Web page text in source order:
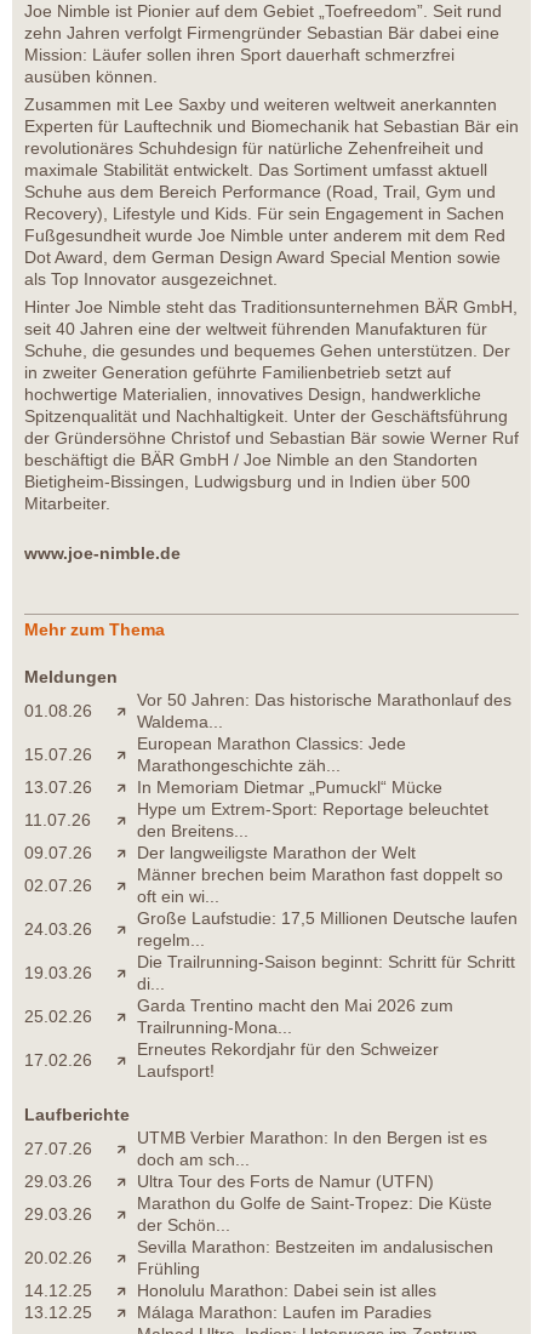
Joe Nimble ist Pionier auf dem Gebiet „Toefreedom”. Seit rund
zehn Jahren verfolgt Firmengründer Sebastian Bär dabei eine
Mission: Läufer sollen ihren Sport dauerhaft schmerzfrei
ausüben können.
Zusammen mit Lee Saxby und weiteren weltweit anerkannten
Experten für Lauftechnik und Biomechanik hat Sebastian Bär ein
revolutionäres Schuhdesign für natürliche Zehenfreiheit und
maximale Stabilität entwickelt. Das Sortiment umfasst aktuell
Schuhe aus dem Bereich Performance (Road, Trail, Gym und
Recovery), Lifestyle und Kids. Für sein Engagement in Sachen
Fußgesundheit wurde Joe Nimble unter anderem mit dem Red
Dot Award, dem German Design Award Special Mention sowie
als Top Innovator ausgezeichnet.
Hinter Joe Nimble steht das Traditionsunternehmen BÄR GmbH,
seit 40 Jahren eine der weltweit führenden Manufakturen für
Schuhe, die gesundes und bequemes Gehen unterstützen. Der
in zweiter Generation geführte Familienbetrieb setzt auf
hochwertige Materialien, innovatives Design, handwerkliche
Spitzenqualität und Nachhaltigkeit. Unter der Geschäftsführung
der Gründersöhne Christof und Sebastian Bär sowie Werner Ruf
beschäftigt die BÄR GmbH / Joe Nimble an den Standorten
Bietigheim-Bissingen, Ludwigsburg und in Indien über 500
Mitarbeiter.
www.joe-nimble.de
Mehr zum Thema
Meldungen
01.08.26
Vor 50 Jahren: Das historische Marathonlauf des
Waldema...
15.07.26
European Marathon Classics: Jede
Marathongeschichte zäh...
13.07.26
In Memoriam Dietmar „Pumuckl“ Mücke
11.07.26
Hype um Extrem-Sport: Reportage beleuchtet
den Breitens...
09.07.26
Der langweiligste Marathon der Welt
02.07.26
Männer brechen beim Marathon fast doppelt so
oft ein wi...
24.03.26
Große Laufstudie: 17,5 Millionen Deutsche laufen
regelm...
19.03.26
Die Trailrunning-Saison beginnt: Schritt für Schritt
di...
25.02.26
Garda Trentino macht den Mai 2026 zum
Trailrunning-Mona...
17.02.26
Erneutes Rekordjahr für den Schweizer
Laufsport!
Laufberichte
27.07.26
UTMB Verbier Marathon: In den Bergen ist es
doch am sch...
29.03.26
Ultra Tour des Forts de Namur (UTFN)
29.03.26
Marathon du Golfe de Saint-Tropez: Die Küste
der Schön...
20.02.26
Sevilla Marathon: Bestzeiten im andalusischen
Frühling
14.12.25
Honolulu Marathon: Dabei sein ist alles
13.12.25
Málaga Marathon: Laufen im Paradies